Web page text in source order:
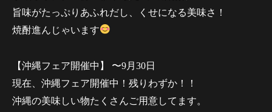
旨味がたっぷりあふれだし、くせになる美味さ！
焼酎進んじゃいます
【沖縄フェア開催中】 〜9月30日
現在、沖縄フェア開催中！残りわずか！！
沖縄の美味しい物たくさんご用意してます。